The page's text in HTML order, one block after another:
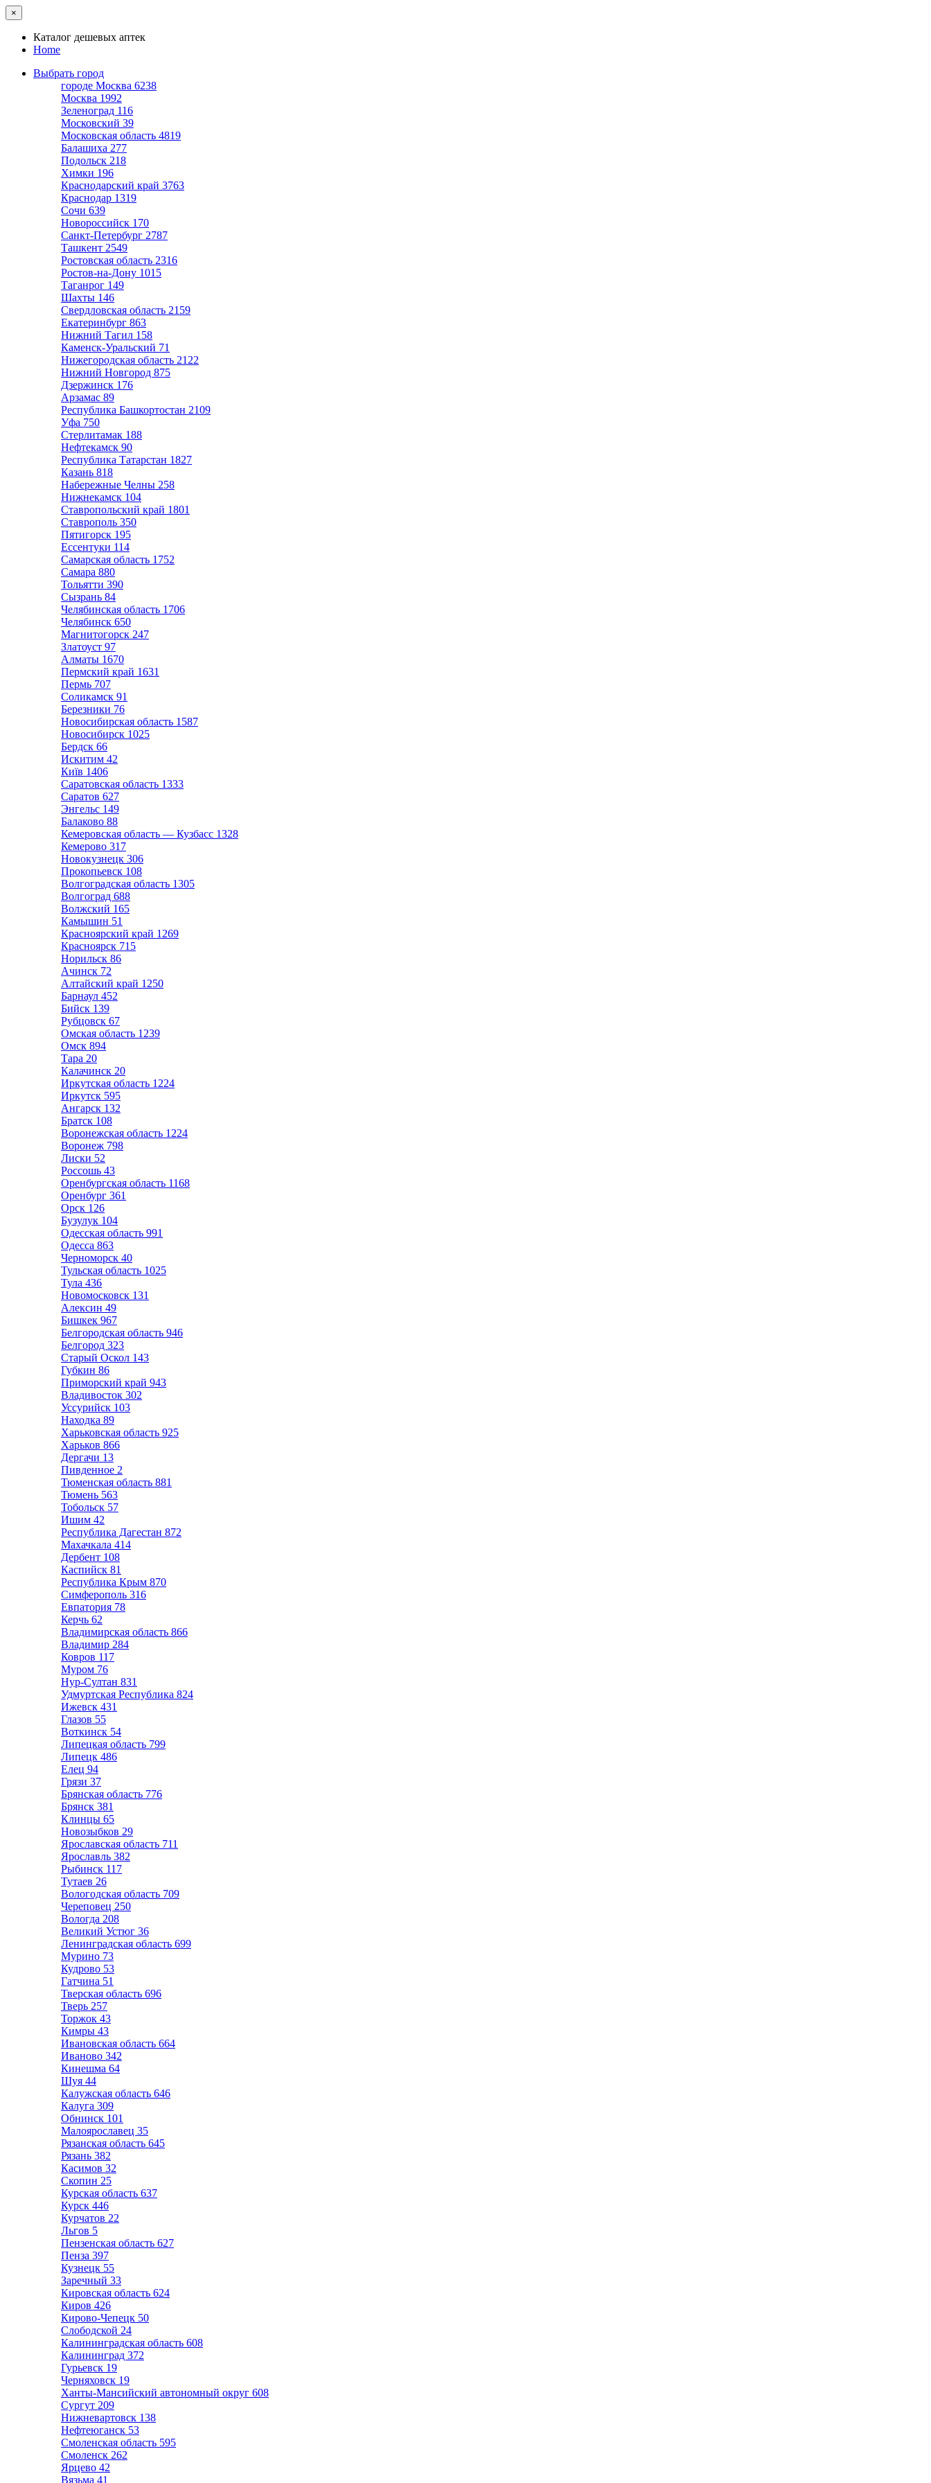
×
Каталог дешевых аптек
Home
Выбрать город
городе Москва 6238
Москва 1992
Зеленоград 116
Московский 39
Московская область 4819
Балашиха 277
Подольск 218
Химки 196
Краснодарский край 3763
Краснодар 1319
Сочи 639
Новороссийск 170
Санкт-Петербург 2787
Ташкент 2549
Ростовская область 2316
Ростов-на-Дону 1015
Таганрог 149
Шахты 146
Свердловская область 2159
Екатеринбург 863
Нижний Тагил 158
Каменск-Уральский 71
Нижегородская область 2122
Нижний Новгород 875
Дзержинск 176
Арзамас 89
Республика Башкортостан 2109
Уфа 750
Стерлитамак 188
Нефтекамск 90
Республика Татарстан 1827
Казань 818
Набережные Челны 258
Нижнекамск 104
Ставропольский край 1801
Ставрополь 350
Пятигорск 195
Ессентуки 114
Самарская область 1752
Самара 880
Тольятти 390
Сызрань 84
Челябинская область 1706
Челябинск 650
Магнитогорск 247
Златоуст 97
Алматы 1670
Пермский край 1631
Пермь 707
Соликамск 91
Березники 76
Новосибирская область 1587
Новосибирск 1025
Бердск 66
Искитим 42
Київ 1406
Саратовская область 1333
Саратов 627
Энгельс 149
Балаково 88
Кемеровская область — Кузбасс 1328
Кемерово 317
Новокузнецк 306
Прокопьевск 108
Волгоградская область 1305
Волгоград 688
Волжский 165
Камышин 51
Красноярский край 1269
Красноярск 715
Норильск 86
Ачинск 72
Алтайский край 1250
Барнаул 452
Бийск 139
Рубцовск 67
Омская область 1239
Омск 894
Тара 20
Калачинск 20
Иркутская область 1224
Иркутск 595
Ангарск 132
Братск 108
Воронежская область 1224
Воронеж 798
Лиски 52
Россошь 43
Оренбургская область 1168
Оренбург 361
Орск 126
Бузулук 104
Одесская область 991
Одесса 863
Черноморск 40
Тульская область 1025
Тула 436
Новомосковск 131
Алексин 49
Бишкек 967
Белгородская область 946
Белгород 323
Старый Оскол 143
Губкин 86
Приморский край 943
Владивосток 302
Уссурийск 103
Находка 89
Харьковская область 925
Харьков 866
Дергачи 13
Пивденное 2
Тюменская область 881
Тюмень 563
Тобольск 57
Ишим 42
Республика Дагестан 872
Махачкала 414
Дербент 108
Каспийск 81
Республика Крым 870
Симферополь 316
Евпатория 78
Керчь 62
Владимирская область 866
Владимир 284
Ковров 117
Муром 76
Нур-Султан 831
Удмуртская Республика 824
Ижевск 431
Глазов 55
Воткинск 54
Липецкая область 799
Липецк 486
Елец 94
Грязи 37
Брянская область 776
Брянск 381
Клинцы 65
Новозыбков 29
Ярославская область 711
Ярославль 382
Рыбинск 117
Тутаев 26
Вологодская область 709
Череповец 250
Вологда 208
Великий Устюг 36
Ленинградская область 699
Мурино 73
Кудрово 53
Гатчина 51
Тверская область 696
Тверь 257
Торжок 43
Кимры 43
Ивановская область 664
Иваново 342
Кинешма 64
Шуя 44
Калужская область 646
Калуга 309
Обнинск 101
Малоярославец 35
Рязанская область 645
Рязань 382
Касимов 32
Скопин 25
Курская область 637
Курск 446
Курчатов 22
Льгов 5
Пензенская область 627
Пенза 397
Кузнецк 55
Заречный 33
Кировская область 624
Киров 426
Кирово-Чепецк 50
Слободской 24
Калининградская область 608
Калининград 372
Гурьевск 19
Черняховск 19
Ханты-Мансийский автономный округ 608
Сургут 209
Нижневартовск 138
Нефтеюганск 53
Смоленская область 595
Смоленск 262
Ярцево 42
Вязьма 41